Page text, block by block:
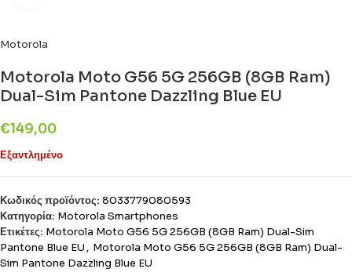
Motorola
Motorola Moto G56 5G 256GB (8GB Ram)
Dual-Sim Pantone Dazzling Blue EU
€149,00
Εξαντλημένο
Κωδικός προϊόντος: 8033779080593
Κατηγορία: Motorola Smartphones
Ετικέτες: Motorola Moto G56 5G 256GB (8GB Ram) Dual-Sim
Pantone Blue EU , Motorola Moto G56 5G 256GB (8GB Ram) Dual-
Sim Pantone Dazzling Blue EU